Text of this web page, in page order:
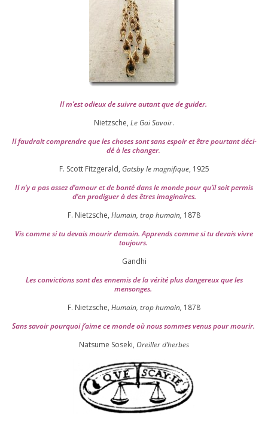
Il m’est odieux de suivre autant que de gui­der.
Nietzsche, Le Gai Savoir.
Il fau­drait com­prendre que les choses sont sans espoir et être pour­tant déci­
dé à les chan­ger.
F. Scott Fitzgerald, Gatsby le magni­fique, 1925
Il n’y a pas assez d’a­mour et de bon­té dans le monde pour qu’il soit per­mis
d’en pro­di­guer à des êtres imaginaires.
F. Nietzsche, Humain, trop humain, 1878
Vis comme si tu devais mou­rir demain. Apprends comme si tu devais vivre
toujours.
Gandhi
Les convic­tions sont des enne­mis de la véri­té plus dan­ge­reux que les
mensonges.
F. Nietzsche, Humain, trop humain, 1878
Sans savoir pour­quoi j’aime ce monde où nous sommes venus pour mourir.
Natsume Soseki, Oreiller d’herbes